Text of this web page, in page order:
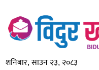
शनिबार, साउन २३, २०८३